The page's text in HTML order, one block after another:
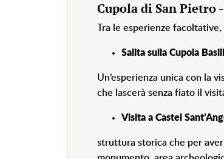
Cupola di San Pietro
Tra le esperienze
Salita sulla Cupola
Un’esperienza unica con la
che lascerà senza fiato il
Visita a Castel
struttura storica che per